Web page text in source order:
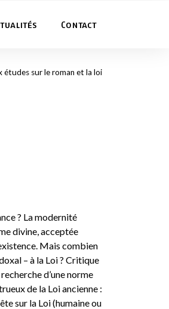
Contact
études sur le roman et la loi
? La modernité
divine, acceptée
Mais combien
– à la Loi ? Critique
d’une norme
de la Loi ancienne :
sur la Loi (humaine ou